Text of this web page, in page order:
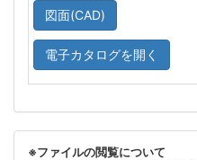
図面(CAD)
電子カタログを開く
※ファイルの閲覧について